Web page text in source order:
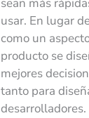
usar. En lugar
como un
producto se
mejores
tanto para
desarrolladores.